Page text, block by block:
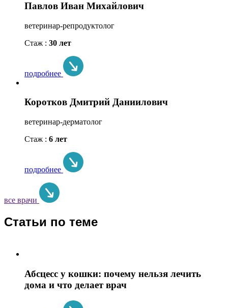
Павлов Иван Михайлович
ветеринар-репродуктолог
Стаж : 30 лет
подробнее
Коротков Дмитрий Даниилович
ветеринар-дерматолог
Стаж : 6 лет
подробнее
все врачи
Статьи по теме
Абсцесс у кошки: почему нельзя лечить
дома и что делает врач